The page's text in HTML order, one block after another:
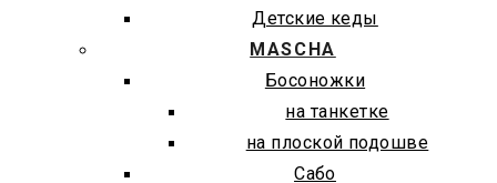
Детские кеды
MASCHA
Босоножки
на танкетке
на плоской подошве
Сабо